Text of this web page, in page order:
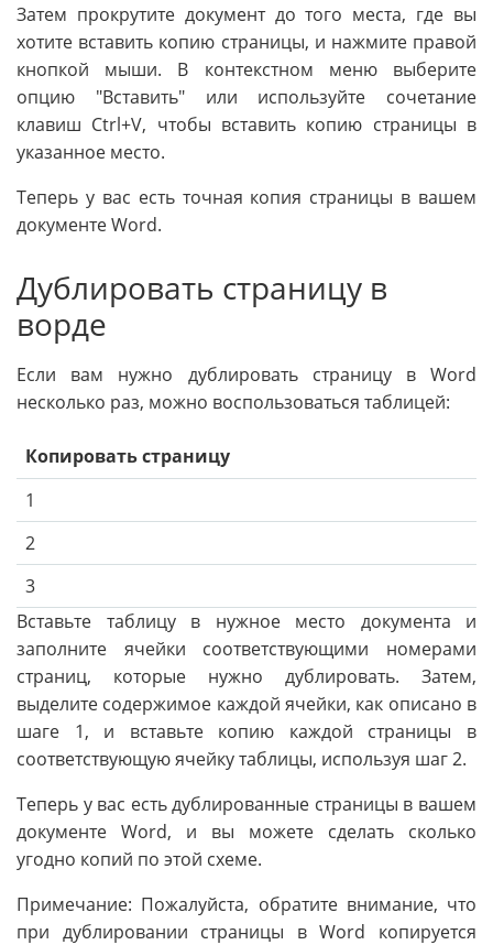
Затем прокрутите документ до того места, где вы
хотите вставить копию страницы, и нажмите правой
кнопкой мыши. В контекстном меню выберите
опцию "Вставить" или используйте сочетание
клавиш Ctrl+V, чтобы вставить копию страницы в
указанное место.
Теперь у вас есть точная копия страницы в вашем
документе Word.
Дублировать страницу в
ворде
Если вам нужно дублировать страницу в Word
несколько раз, можно воспользоваться таблицей:
Копировать страницу
1
2
3
Вставьте таблицу в нужное место документа и
заполните ячейки соответствующими номерами
страниц, которые нужно дублировать. Затем,
выделите содержимое каждой ячейки, как описано в
шаге 1, и вставьте копию каждой страницы в
соответствующую ячейку таблицы, используя шаг 2.
Теперь у вас есть дублированные страницы в вашем
документе Word, и вы можете сделать сколько
угодно копий по этой схеме.
Примечание: Пожалуйста, обратите внимание, что
при дублировании страницы в Word копируется